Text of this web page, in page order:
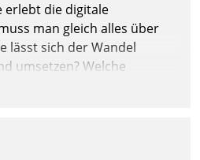
erlebt die digitale
man gleich alles über
lässt sich der Wandel
umsetzen? Welche